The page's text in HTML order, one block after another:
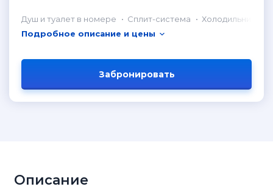
Душ и туалет в номере Сплит-система
Холодильник в
Подробное описание и цены
Забронировать
Описание